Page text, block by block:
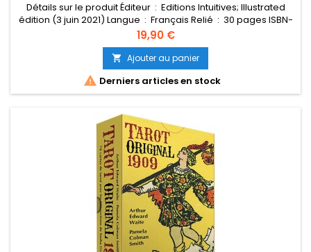
Détails sur le produit Éditeur ‏ : ‎ Editions Intuitives; Illustrated
édition (3 juin 2021) Langue ‏ : ‎ Français Relié ‏ : ‎ 30 pages ISBN-
‎ 231 g Dimensions ‏ : ‎ 10.1 x 3.2 x 13.8 cm
Prix
19,90 €
 Ajouter au panier
 Derniers articles en stock